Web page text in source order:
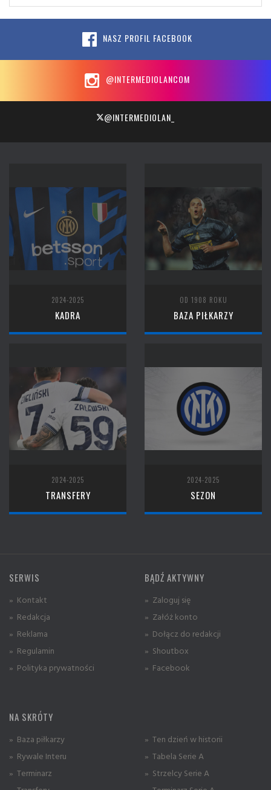
NASZ PROFIL FACEBOOK
@INTERMEDIOLANCOM
@INTERMEDIOLAN_
2024-2025
KADRA
OD 1908 ROKU
BAZA PIŁKARZY
2024-2025
TRANSFERY
2024-2025
SEZON
SERWIS
» Kontakt
» Redakcja
» Reklama
» Regulamin
» Polityka prywatności
BĄDŹ AKTYWNY
» Zaloguj się
» Załóż konto
» Dołącz do redakcji
» Shoutbox
» Facebook
NA SKRÓTY
» Baza piłkarzy
» Rywale Interu
» Terminarz
» Ten dzień w historii
» Tabela Serie A
» Strzelcy Serie A